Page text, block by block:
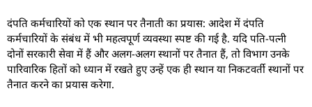
दंपति कर्मचारियों को एक स्थान पर तैनाती का प्रयास: आदेश में दंपति
कर्मचारियों के संबंध में भी महत्वपूर्ण व्यवस्था स्पष्ट की गई है. यदि पति-पत्नी
दोनों सरकारी सेवा में हैं और अलग-अलग स्थानों पर तैनात हैं, तो विभाग उनके
पारिवारिक हितों को ध्यान में रखते हुए उन्हें एक ही स्थान या निकटवर्ती स्थानों पर
तैनात करने का प्रयास करेगा.